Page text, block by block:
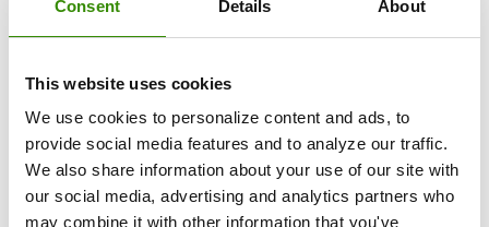
Consent Details About
This website uses cookies
We use cookies to personalize content and ads, to
provide social media features and to analyze our traffic.
We also share information about your use of our site with
our social media, advertising and analytics partners who
may combine it with other information that you've
experiencia en nuestro(s) sitio(s) web y, en ocasiones,
para personalizar los productos que te ofrecemos, de
modo que sean más interesantes y relevantes para ti. O
comprender mejor las tendencias.
Fundamentos jurídicos: Interés legítimo (artículo 6 (1)
(f) GDPR) / Consentimiento (artículo 9 (2) (a) GDPR)